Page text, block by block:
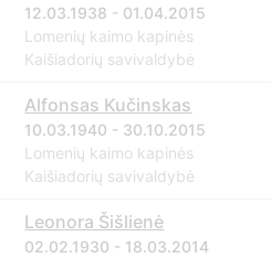
12.03.1938 - 01.04.2015
Lomenių kaimo kapinės
Kaišiadorių savivaldybė
Alfonsas Kučinskas
10.03.1940 - 30.10.2015
Lomenių kaimo kapinės
Kaišiadorių savivaldybė
Leonora Šišlienė
02.02.1930 - 18.03.2014